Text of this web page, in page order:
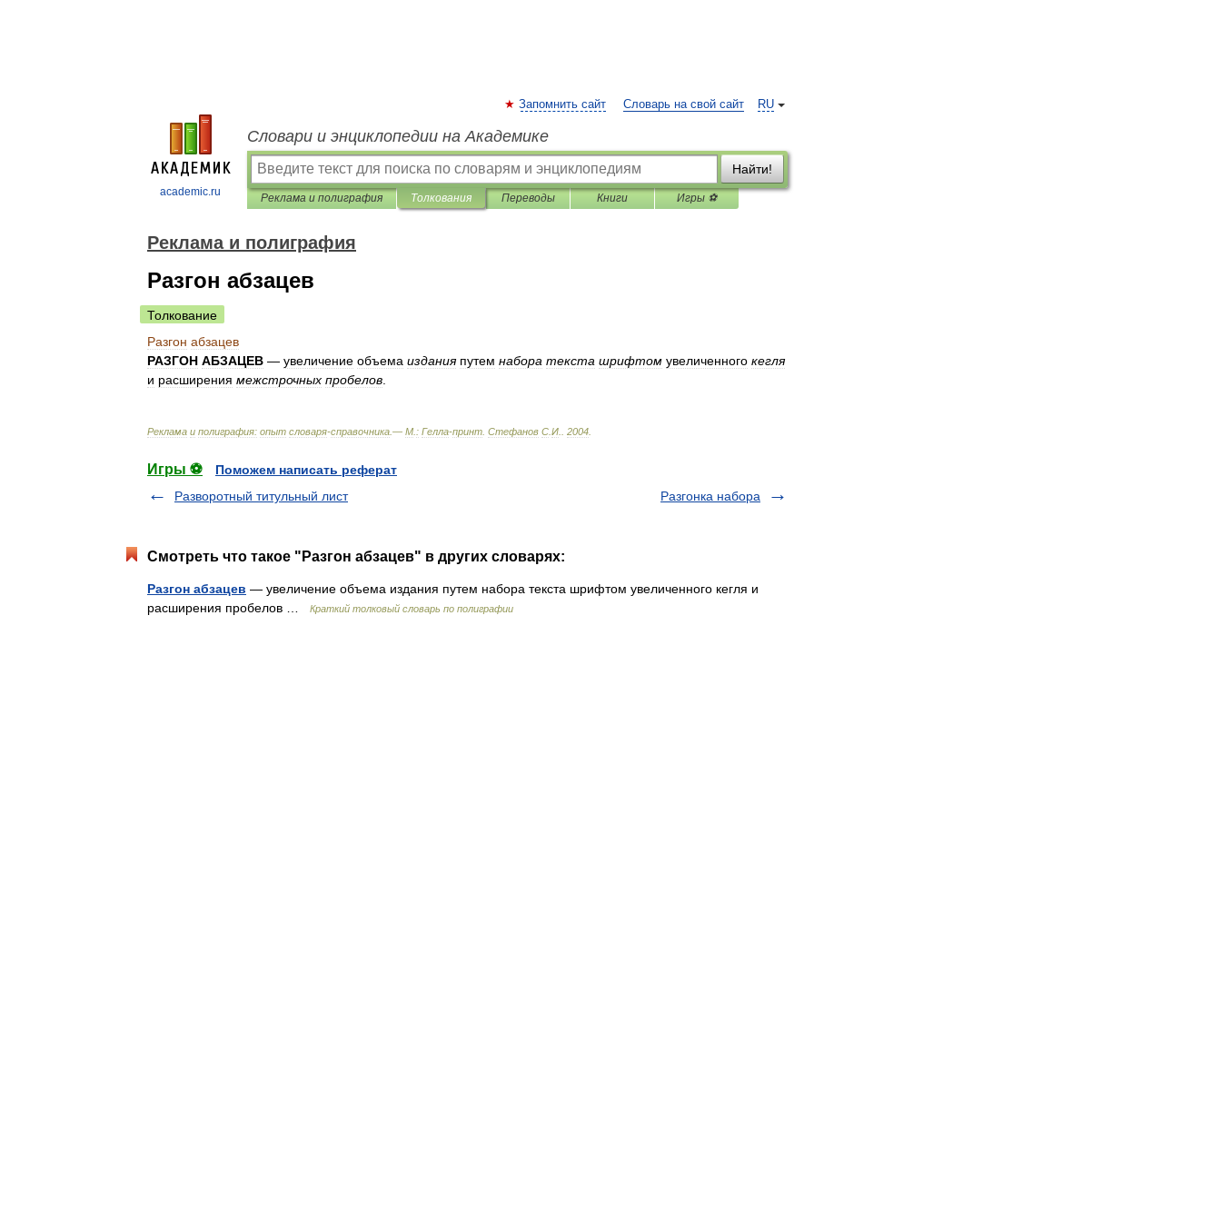
academic.ru
RU
Запомнить сайт Словарь на свой сайт
Словари и энциклопедии на Академике
Найти!
Реклама и полиграфия Толкования Переводы Книги Игры ⚽
Реклама и полиграфия
Разгон абзацев
Толкование
Разгон абзацев
РАЗГОН АБЗАЦЕВ — увеличение объема издания путем набора текста шрифтом увеличенного кегля
и расширения межстрочных пробелов
Реклама и полиграфия: опыт словаря-справочника .— М : Гелла-принт Стефанов С И 2004
Игры ⚽
Поможем написать реферат
Разворотный титульный лист
Разгонка набора
Смотреть что такое "Разгон абзацев" в других словарях:
Разгон абзацев — увеличение объема издания путем набора текста шрифтом увеличенного кегля и
расширения пробелов …
Краткий толковый словарь по полиграфии